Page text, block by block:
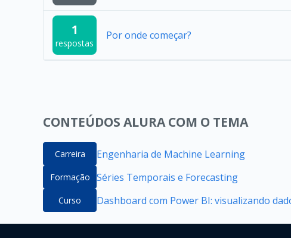
1
respostas
Por onde começar?
CONTEÚDOS ALURA COM O TEMA
Carreira Engenharia de Machine Learning
Formação Séries Temporais e Forecasting
Curso Dashboard com Power BI: visualizando